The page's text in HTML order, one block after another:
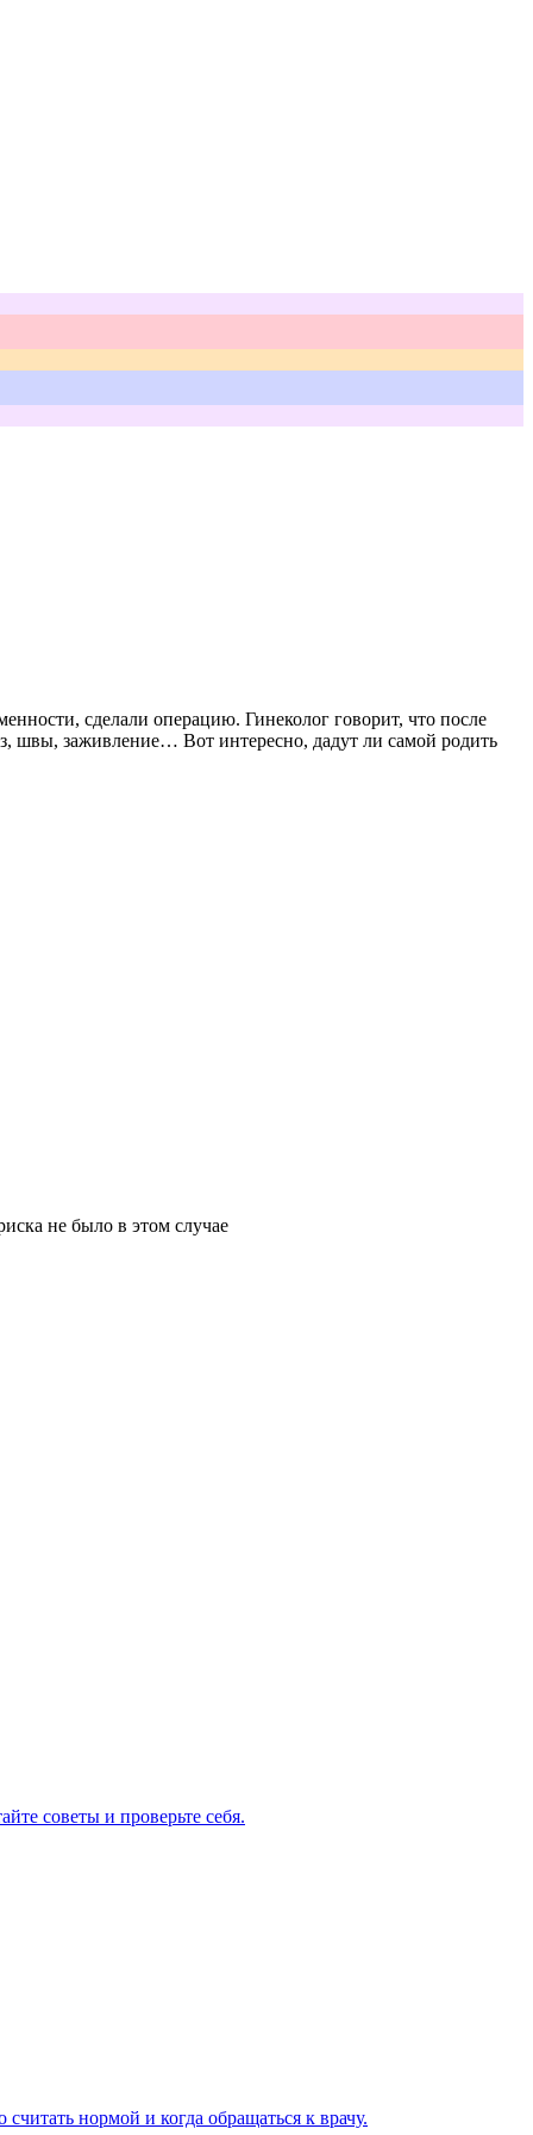
сделали операцию. Гинеколог говорит, что после
швы, заживление… Вот интересно, дадут ли самой родить
не было в этом случае
советы и проверьте себя.
нормой и когда обращаться к врачу.